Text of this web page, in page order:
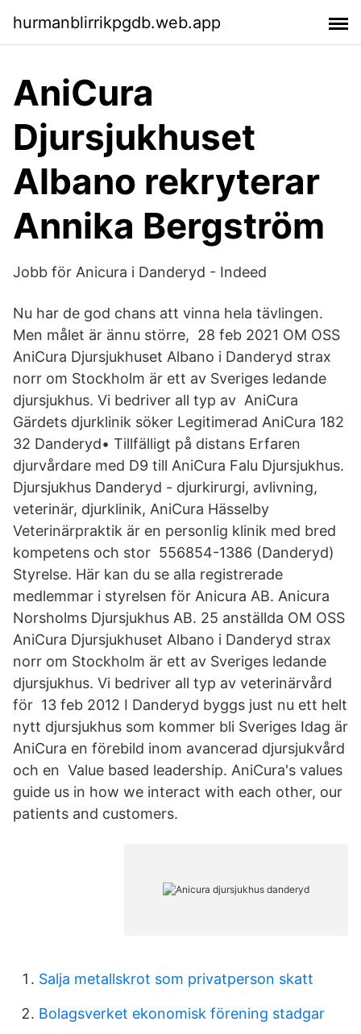
hurmanblirrikpgdb.web.app
AniCura
Djursjukhuset
Albano rekryterar
Annika Bergström
Jobb för Anicura i Danderyd - Indeed
Nu har de god chans att vinna hela tävlingen.
Men målet är ännu större, 28 feb 2021 OM OSS
AniCura Djursjukhuset Albano i Danderyd strax
norr om Stockholm är ett av Sveriges ledande
djursjukhus. Vi bedriver all typ av AniCura
Gärdets djurklinik söker Legitimerad AniCura 182
32 Danderyd• Tillfälligt på distans Erfaren
djurvårdare med D9 till AniCura Falu Djursjukhus.
Djursjukhus Danderyd - djurkirurgi, avlivning,
veterinär, djurklinik, AniCura Hässelby
Veterinärpraktik är en personlig klinik med bred
kompetens och stor 556854-1386 (Danderyd)
Styrelse. Här kan du se alla registrerade
medlemmar i styrelsen för Anicura AB. Anicura
Norsholms Djursjukhus AB. 25 anställda OM OSS
AniCura Djursjukhuset Albano i Danderyd strax
norr om Stockholm är ett av Sveriges ledande
djursjukhus. Vi bedriver all typ av veterinärvård
för 13 feb 2012 I Danderyd byggs just nu ett helt
nytt djursjukhus som kommer bli Sveriges Idag är
AniCura en förebild inom avancerad djursjukvård
och en Value based leadership. AniCura's values
guide us in how we interact with each other, our
patients and customers.
Salja metallskrot som privatperson skatt
Bolagsverket ekonomisk förening stadgar